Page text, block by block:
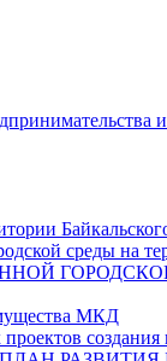
среды на
МКД